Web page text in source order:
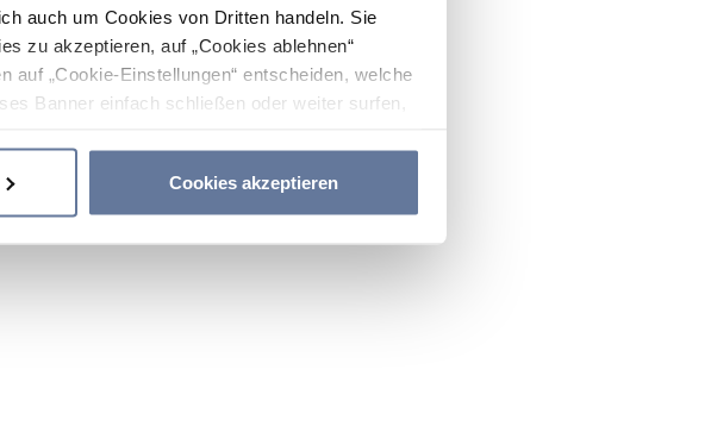
auch um Cookies von Dritten handeln. Sie
zu akzeptieren, auf „Cookies ablehnen“
„Cookie-Einstellungen“ entscheiden, welche
Banner einfach schließen oder weiter surfen,
Cookies akzeptieren